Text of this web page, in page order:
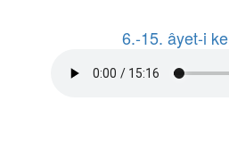
6.-15. âyet-i